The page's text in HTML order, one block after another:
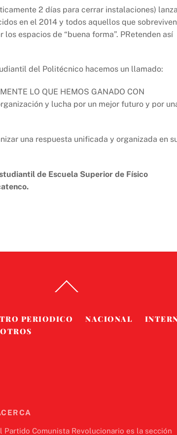
2 días para cerrar instalaciones)
en el 2014 y todos aquellos que
espacios de “buena forma”. PRetenden así
del Politécnico hacemos un llamado:
LO QUE HEMOS GANADO CON
y lucha por un mejor futuro y por
una respuesta unificada y organizada en
de Escuela Superior de Físico
To
PERIODICO NACIONAL
Partido Comunista Revolucionario es la sección